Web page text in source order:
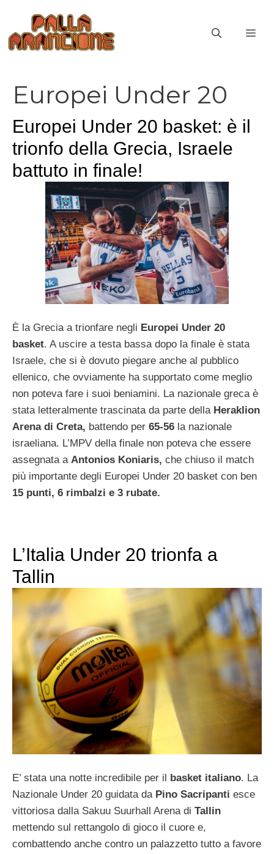
contenuto
Europei Under 20
Europei Under 20 basket: è il
trionfo della Grecia, Israele
battuto in finale!
È la Grecia a trionfare negli Europei Under 20
basket. A uscire a testa bassa dopo la finale è stata
Israele, che si è dovuto piegare anche al pubblico
ellenico, che ovviamente ha supportato come meglio
non poteva fare i suoi beniamini. La nazionale greca è
stata letteralmente trascinata da parte della Heraklion
Arena di Creta, battendo per 65-56 la nazionale
israeliana. L’MPV della finale non poteva che essere
assegnata a Antonios Koniaris, che chiuso il match
più importante degli Europei Under 20 basket con ben
15 punti, 6 rimbalzi e 3 rubate.
L’Italia Under 20 trionfa a
Tallin
E’ stata una notte incredibile per il basket italiano. La
Nazionale Under 20 guidata da Pino Sacripanti esce
vittoriosa dalla Sakuu Suurhall Arena di Tallin
mettendo sul rettangolo di gioco il cuore e,
combattendo anche contro un palazzetto tutto a favore